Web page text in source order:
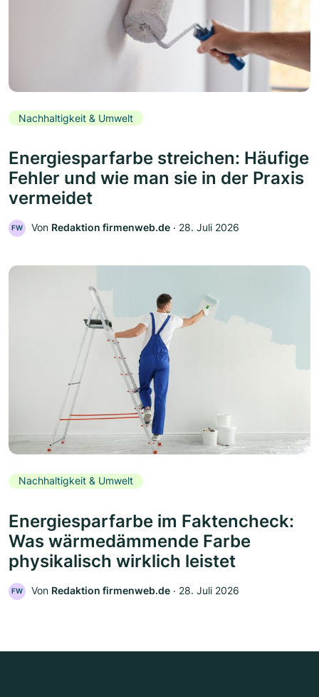
Nachhaltigkeit & Umwelt
Energiesparfarbe streichen: Häufige
Fehler und wie man sie in der Praxis
vermeidet
FW Von Redaktion firmenweb.de ‧ 28. Juli 2026
Nachhaltigkeit & Umwelt
Energiesparfarbe im Faktencheck:
Was wärmedämmende Farbe
physikalisch wirklich leistet
FW Von Redaktion firmenweb.de ‧ 28. Juli 2026